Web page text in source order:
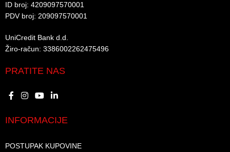
ID broj: 4209097570001​
PDV broj: 209097570001 ​
UniCredit Bank d.d.​
Žiro-račun: 3386002262475496​​
PRATITE NAS
INFORMACIJE
POSTUPAK KUPOVINE